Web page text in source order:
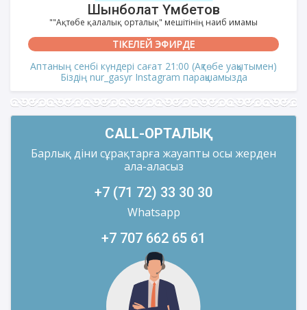
Шынболат Үмбетов
""Ақтөбе қалалық орталық" мешітінің наиб имамы
ТІКЕЛЕЙ ЭФИРДЕ
Аптаның сенбі күндері сағат 21:00 (Ақтөбе уақытымен)
Біздің nur_gasyr Instagram парақшамызда
CALL-ОРТАЛЫҚ
Барлық діни сұрақтарға жауапты осы жерден
ала-аласыз
+7 (71 72) 33 30 30
Whatsapp
+7 707 662 65 61